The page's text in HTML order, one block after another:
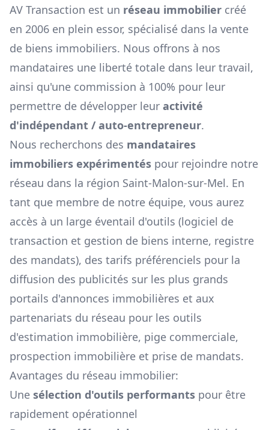
AV Transaction est un réseau immobilier créé
en 2006 en plein essor, spécialisé dans la vente
de biens immobiliers. Nous offrons à nos
mandataires une liberté totale dans leur travail,
ainsi qu'une commission à 100% pour leur
permettre de développer leur activité
d'indépendant / auto-entrepreneur.
Nous recherchons des mandataires
immobiliers expérimentés pour rejoindre notre
réseau dans la région Saint-Malon-sur-Mel. En
tant que membre de notre équipe, vous aurez
accès à un large éventail d'outils (logiciel de
transaction et gestion de biens interne, registre
des mandats), des tarifs préférenciels pour la
diffusion des publicités sur les plus grands
portails d'annonces immobilières et aux
partenariats du réseau pour les outils
d'estimation immobilière, pige commerciale,
prospection immobilière et prise de mandats.
Avantages du réseau immobilier:
Une sélection d'outils performants pour être
rapidement opérationnel